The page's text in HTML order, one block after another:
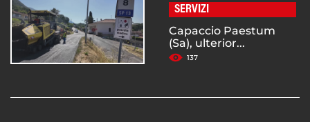
SERVIZI
Capaccio Paestum
(Sa), ulterior...
137